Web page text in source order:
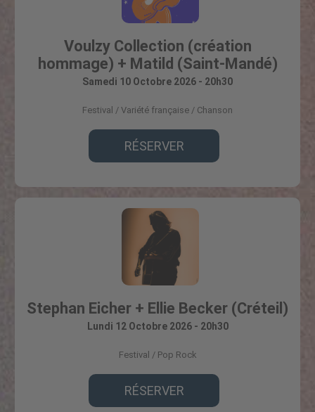
Voulzy Collection (création
hommage) + Matild (Saint-Mandé)
Samedi 10 Octobre 2026 - 20h30
Festival Variété française / Chanson
RÉSERVER
Stephan Eicher + Ellie Becker (Créteil)
Lundi 12 Octobre 2026 - 20h30
Festival Pop Rock
RÉSERVER